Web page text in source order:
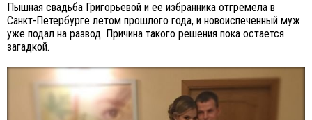
Пышная свадьба Григорьевой и ее избранника отгремела в
Санкт-Петербурге летом прошлого года, и новоиспеченный муж
уже подал на развод. Причина такого решения пока остается
загадкой.